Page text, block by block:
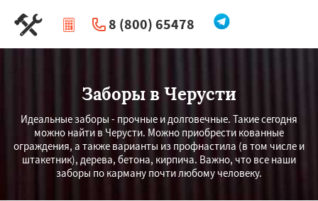
8 (800) 65478
| Перезвоните мне
Заборы в Черусти
Идеальные заборы - прочные и долговечные. Такие сегодня
можно найти в Черусти. Можно приобрести кованные
ограждения, а также варианты из профнастила (в том числе и
штакетник), дерева, бетона, кирпича. Важно, что все наши
заборы по карману почти любому человеку.